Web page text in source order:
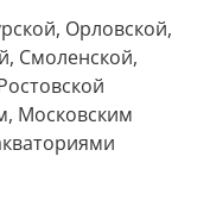
Орловской,
Смоленской,
Московским